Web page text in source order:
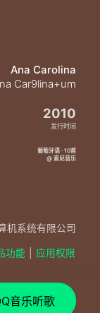
Ana Carolina
Car9lina+um
2010
发行时间
葡萄牙语 · 10首
@ 索尼音乐
机系统有限公司
功能 应用权限
音乐听歌